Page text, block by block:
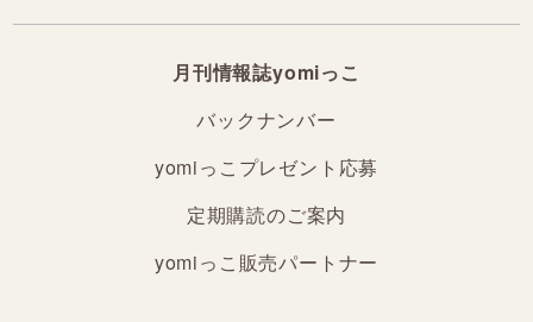
月刊情報誌yomiっこ
バックナンバー
yomiっこプレゼント応募
定期購読のご案内
yomiっこ販売パートナー